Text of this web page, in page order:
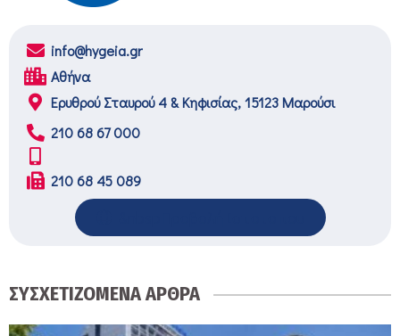
info@hygeia.gr
Αθήνα
Ερυθρού Σταυρού 4 & Κηφισίας, 15123 Μαρούσι
210 68 67 000
210 68 45 089
ΣΥΣΧΕΤΙΖΟΜΕΝΑ ΑΡΘΡΑ